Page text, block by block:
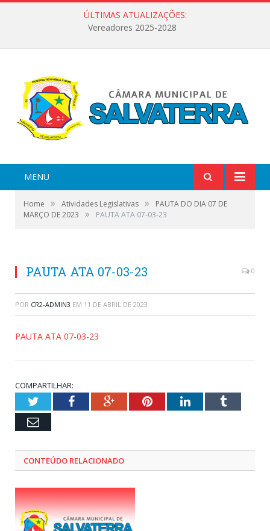
ÚLTIMAS ATUALIZAÇÕES:
Vereadores 2025-2028
MENU
Home » Atividades Legislativas »
PAUTA DO DIA 07 DE
MARÇO DE 2023
» PAUTA ATA 07-03-23
PAUTA ATA 07-03-23 0
POR CR2-ADMIN3 EM 11 DE ABRIL DE 2023
PAUTA ATA 07-03-23
COMPARTILHAR:
TwitterFacebookGoogle+PinterestLinkedInTumblr
Email
CONTEÚDO RELACIONADO